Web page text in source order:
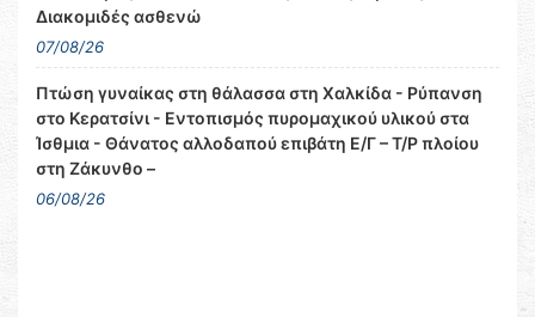
Διακομιδές ασθενώ
07/08/26
Πτώση γυναίκας στη θάλασσα στη Χαλκίδα - Ρύπανση
στο Κερατσίνι - Εντοπισμός πυρομαχικού υλικού στα
Ίσθμια - Θάνατος αλλοδαπού επιβάτη Ε/Γ – Τ/Ρ πλοίου
στη Ζάκυνθο –
06/08/26